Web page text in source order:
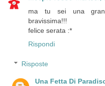
ma tu sei una
bravissima!!!
felice serata :*
Rispondi
Risposte
Una Fetta Di